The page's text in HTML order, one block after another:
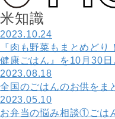
米知識
2023.10.24
『肉も野菜もまとめど
健康ごはん』を10月30日
2023.08.18
全国のごはんのお供をま
2023.05.10
お弁当の悩み相談①ごは